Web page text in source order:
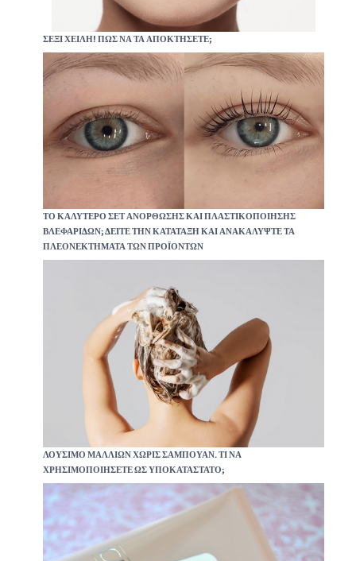
ΣΈΞΙ ΧΕΊΛΗ! ΠΏΣ ΝΑ ΤΑ ΑΠΟΚΤΉΣΕΤΕ;
ΤΟ ΚΑΛΎΤΕΡΟ ΣΕΤ ΑΝΌΡΘΩΣΗΣ ΚΑΙ ΠΛΑΣΤΙΚΟΠΟΊΗΣΗΣ
ΒΛΕΦΑΡΊΔΩΝ; ΔΕΊΤΕ ΤΗΝ ΚΑΤΆΤΑΞΗ ΚΑΙ ΑΝΑΚΑΛΎΨΤΕ ΤΑ
ΠΛΕΟΝΕΚΤΉΜΑΤΑ ΤΩΝ ΠΡΟΪΌΝΤΩΝ
ΛΟΎΣΙΜΟ ΜΑΛΛΙΏΝ ΧΩΡΊΣ ΣΑΜΠΟΥΆΝ. ΤΊ ΝΑ
ΧΡΗΣΙΜΟΠΟΙΉΣΕΤΕ ΩΣ ΥΠΟΚΑΤΆΣΤΑΤΟ;